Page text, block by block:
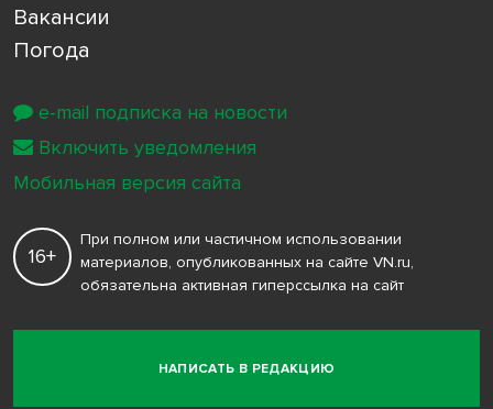
Вакансии
Погода
НАПИСАТЬ В РЕДАКЦИЮ
16+
При полном или частичном использовании
материалов, опубликованных на сайте VN.ru,
обязательна активная гиперссылка на сайт
e-mail подписка на новости
Включить уведомления
Мобильная версия сайта